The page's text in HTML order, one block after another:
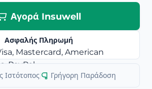
Αγορά Insuwell
Ασφαλής Πληρωμή
Ιστότοπος| Γρήγορη Παράδοση